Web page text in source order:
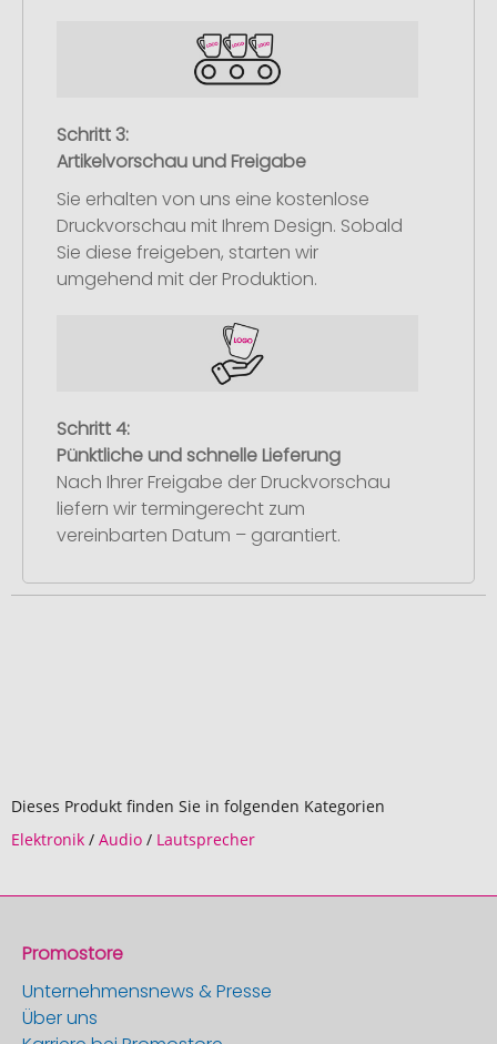
Schritt 3:
Artikelvorschau und Freigabe
Sie erhalten von uns eine kostenlose
Druckvorschau mit Ihrem Design. Sobald
Sie diese freigeben, starten wir
umgehend mit der Produktion.
Schritt 4:
Pünktliche und schnelle Lieferung
Nach Ihrer Freigabe der Druckvorschau
liefern wir termingerecht zum
vereinbarten Datum – garantiert.
Dieses Produkt finden Sie in folgenden Kategorien
Elektronik / Audio / Lautsprecher
Promostore
Unternehmensnews & Presse
Über uns